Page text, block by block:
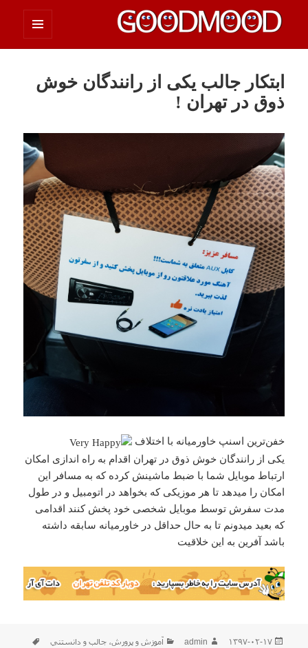
چیزای خووب مووب
ابتکار جالب یکی از رانندگان خوش
ذوق در تهران !
خفن‌ترین اسنپ خاورمیانه با اختلاف
یکی از رانندگان خوش ذوق در تهران اقدام به راه اندازی امکان
ارتباط موبایل شما با ضبط ماشینش کرده که به مسافر این
امکان را میدهد تا هر موزیکی که بخواهد در اتومبیل و در طول
مدت سفرش توسط موبایل شخصی خود پخش کنند اقدامی
که بعید میدونم تا به حال حداقل در خاورمیانه سابقه داشته
باشد آفرین به این خلاقیت
ارسال
۱۳۹۷-۰۲-۱۷ نویسنده
admin دسته‌ها
آموزش و پرورش،جالب و دانستني